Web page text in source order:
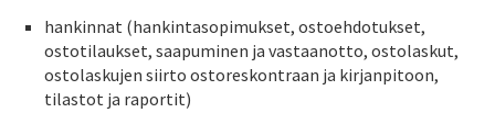
hankinnat (hankintasopimukset, ostoehdotukset,
ostotilaukset, saapuminen ja vastaanotto, ostolaskut,
ostolaskujen siirto ostoreskontraan ja kirjanpitoon,
tilastot ja raportit)